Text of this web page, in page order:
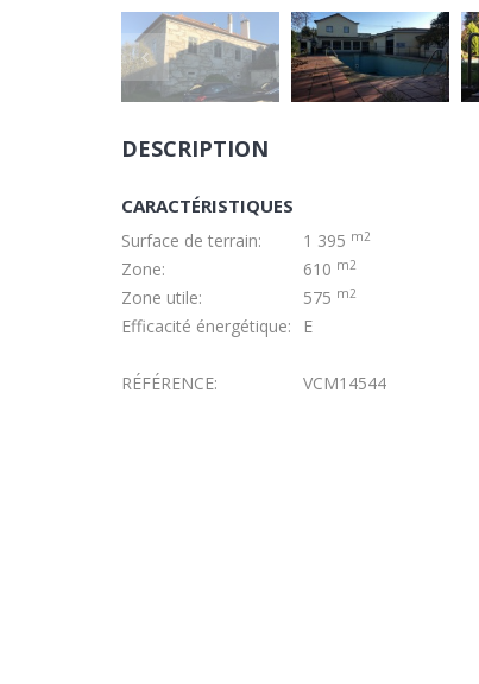
DESCRIPTION
CARACTÉRISTIQUES
Surface de terrain: 1 395 m2
Zone: 610 m2
Zone utile: 575 m2
Efficacité énergétique: E
RÉFÉRENCE: VCM14544